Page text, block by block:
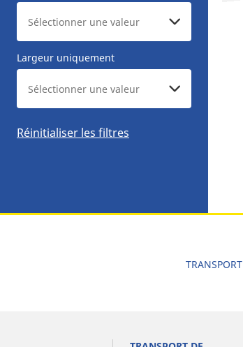
Largeur uniquement
Réinitialiser les filtres
TRANSPORT